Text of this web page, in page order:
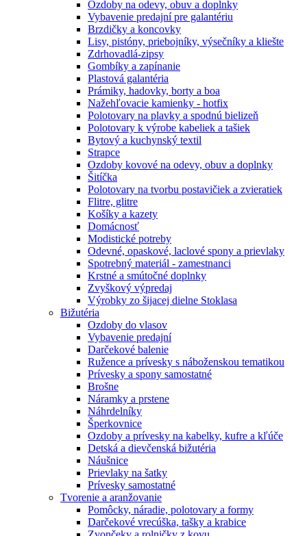
Ozdoby na odevy, obuv a doplnky
Vybavenie predajní pre galantériu
Brzdičky a koncovky
Lisy, pistóny, priebojníky, výsečníky a kliešte
Zdrhovadlá-zipsy
Gombíky a zapínanie
Plastová galantéria
Prámiky, hadovky, borty a boa
Nažehľovacie kamienky - hotfix
Polotovary na plavky a spodnú bielizeň
Polotovary k výrobe kabeliek a tašiek
Bytový a kuchynský textil
Strapce
Ozdoby kovové na odevy, obuv a doplnky
Šitíčka
Polotovary na tvorbu postavičiek a zvieratiek
Flitre, glitre
Košíky a kazety
Domácnosť
Modistické potreby
Odevné, opaskové, laclové spony a prievlaky
Spotrebný materiál - zamestnanci
Krstné a smútočné doplnky
Zvyškový výpredaj
Výrobky zo šijacej dielne Stoklasa
Bižutéria
Ozdoby do vlasov
Vybavenie predajní
Darčekové balenie
Ružence a prívesky s náboženskou tematikou
Prívesky a spony samostatné
Brošne
Náramky a prstene
Náhrdelníky
Šperkovnice
Ozdoby a prívesky na kabelky, kufre a kľúče
Detská a dievčenská bižutéria
Náušnice
Prievlaky na šatky
Prívesky samostatné
Tvorenie a aranžovanie
Pomôcky, náradie, polotovary a formy
Darčekové vrecúška, tašky a krabice